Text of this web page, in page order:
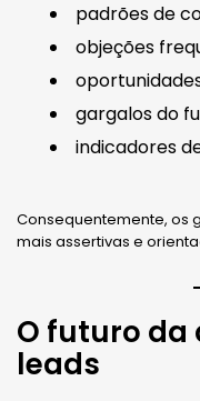
padrões de
objeções
gargalos do
indicadores
Consequentemente, os
mais assertivas e
O futuro da
leads